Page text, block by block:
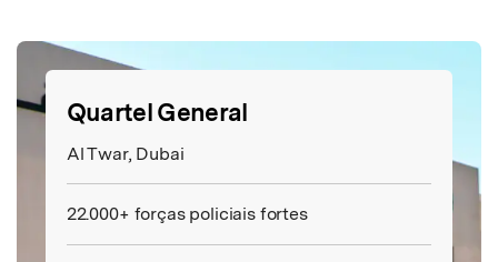
Quartel General
Al Twar, Dubai
22.000+ forças policiais fortes